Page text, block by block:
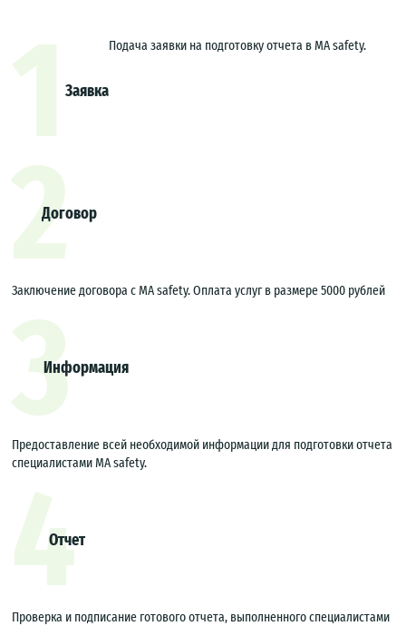
1 Заявка
Подача заявки на подготовку отчета в МА safety.
2Договор
Заключение договора с МА safety. Оплата услуг в размере 5000 рублей
3Информация
Предоставление всей необходимой информации для подготовки отчета
специалистами МА safety.
4
Отчет
Проверка и подписание готового отчета, выполненного специалистами